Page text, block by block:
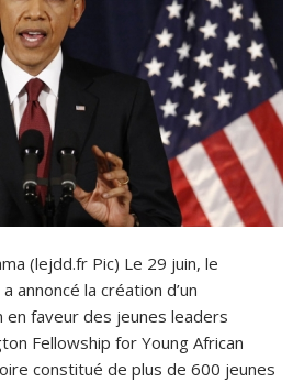
(lejdd.fr Pic) Le 29 juin, le
annoncé la création d’un
faveur des jeunes leaders
Fellowship for Young African
constitué de plus de 600 jeunes